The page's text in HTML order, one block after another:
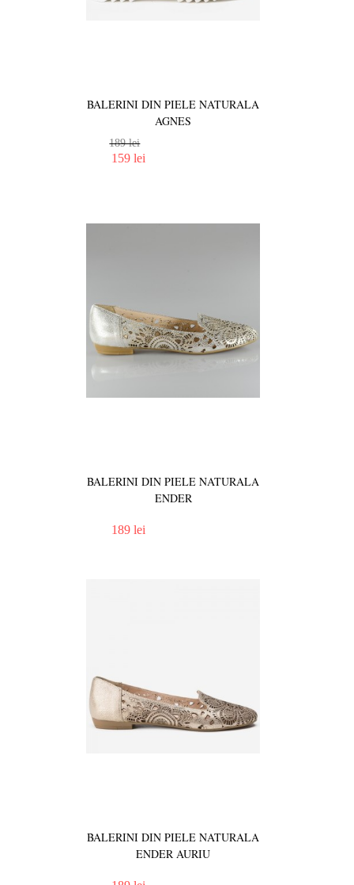
BALERINI DIN PIELE NATURALA
AGNES
189 lei
159 lei
BALERINI DIN PIELE NATURALA
ENDER
189 lei
BALERINI DIN PIELE NATURALA
ENDER AURIU